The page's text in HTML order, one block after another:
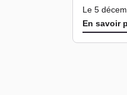
Le 5
En savoir